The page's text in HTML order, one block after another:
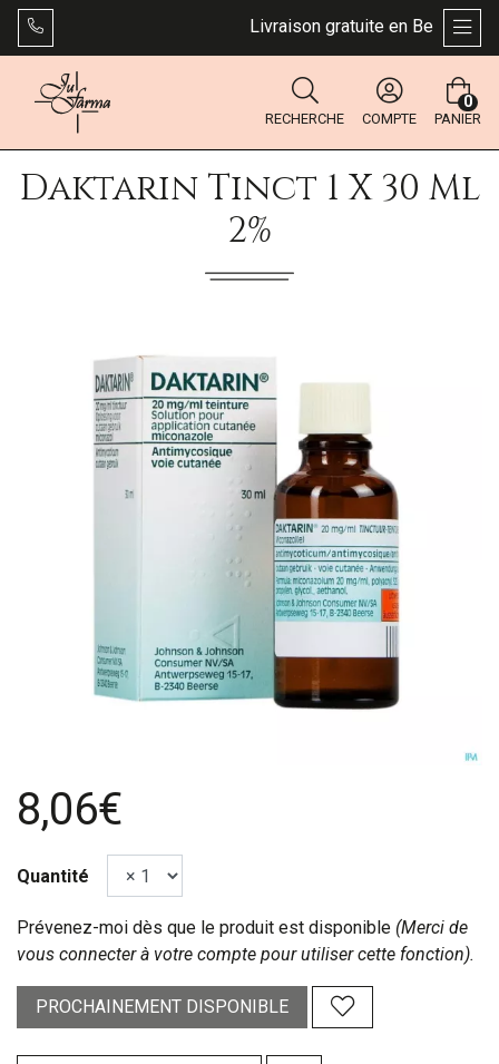
Livraison gratuite en Belgique
RECHERCHE COMPTE PANIER
0
Daktarin Tinct 1 X 30 Ml
2%
8,06€
Quantité
Prévenez-moi dès que le produit est disponible (Merci de
vous connecter à votre compte pour utiliser cette fonction).
PROCHAINEMENT DISPONIBLE